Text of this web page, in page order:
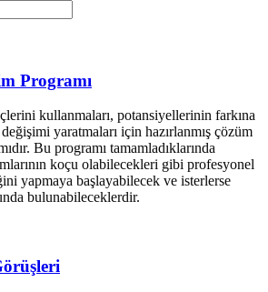
Programı
kullanmaları, potansiyellerinin farkına
yaratmaları için hazırlanmış çözüm
Bu programı tamamladıklarında
koçu olabilecekleri gibi profesyonel
yapmaya başlayabilecek ve isterlerse
bulunabileceklerdir.